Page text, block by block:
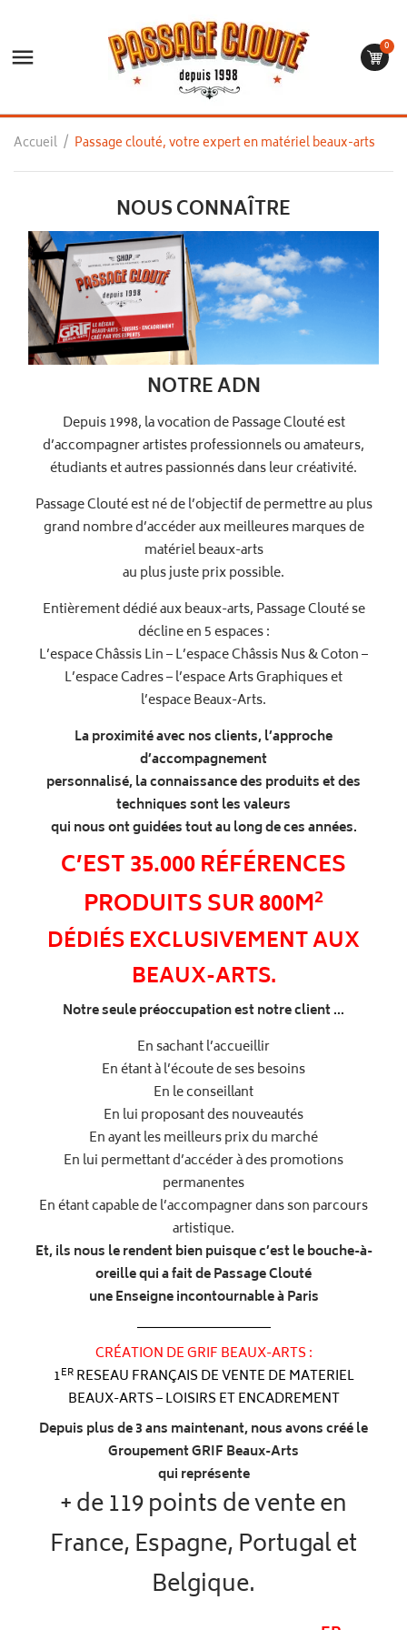
 0
Accueil Passage clouté, votre expert en matériel beaux-arts
NOUS CONNAÎTRE
NOTRE ADN
Depuis 1998, la vocation de Passage Clouté est
d’accompagner artistes professionnels ou amateurs,
étudiants et autres passionnés dans leur créativité.
Passage Clouté est né de l’objectif de permettre au plus
grand nombre d’accéder aux meilleures marques de
matériel beaux-arts
au plus juste prix possible.
Entièrement dédié aux beaux-arts, Passage Clouté se
décline en 5 espaces :
L’espace Châssis Lin – L’espace Châssis Nus & Coton –
L’espace Cadres – l’espace Arts Graphiques et
l’espace Beaux-Arts.
La proximité avec nos clients, l’approche
d’accompagnement
personnalisé, la connaissance des produits et des
techniques sont les valeurs
qui nous ont guidées tout au long de ces années.
C’EST 35.000 RÉFÉRENCES
PRODUITS SUR 800M2
DÉDIÉS EXCLUSIVEMENT AUX
BEAUX-ARTS.
Notre seule préoccupation est notre client …
En sachant l’accueillir
En étant à l’écoute de ses besoins
En le conseillant
En lui proposant des nouveautés
En ayant les meilleurs prix du marché
En lui permettant d’accéder à des promotions
permanentes
En étant capable de l’accompagner dans son parcours
artistique.
Et, ils nous le rendent bien puisque c’est le bouche-à-
oreille qui a fait de Passage Clouté
une Enseigne incontournable à Paris
CRÉATION DE GRIF BEAUX-ARTS :
1ERRESEAU FRANÇAIS DE VENTE DE MATERIEL
BEAUX-ARTS – LOISIRS ET ENCADREMENT
Depuis plus de 3 ans maintenant, nous avons créé le
Groupement GRIF Beaux-Arts
qui représente
+ de 119 points de vente en
France, Espagne, Portugal et
Belgique.